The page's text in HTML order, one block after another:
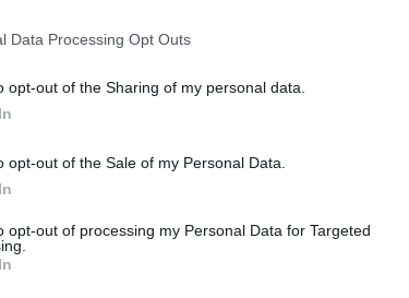
Data Processing Opt Outs
opt-out of the Sharing of my personal data.
opt-out of the Sale of my Personal Data.
opt-out of processing my Personal Data for Targeted
és
és
26–31.